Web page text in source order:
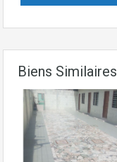
Biens Similaires